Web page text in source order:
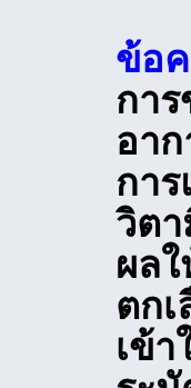
ข้อ
กา
อา
กา
วิต
ผลใ
ตก
เข้